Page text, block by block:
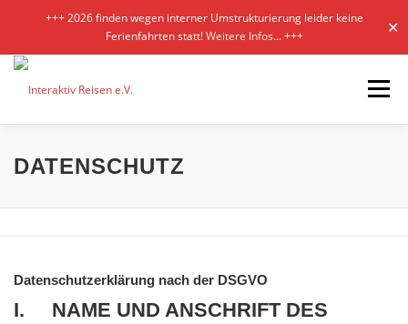
+++ 2026 finden wegen interner Umstrukturierung leider keine
Ferienfahrten statt!Weitere Infos...+++ ✕
Zum
springen
Menü
KONZEPT KURSE
DATENSCHUTZ
Datenschutzerklärung nach der DSGVO
I. NAME UND ANSCHRIFT DES